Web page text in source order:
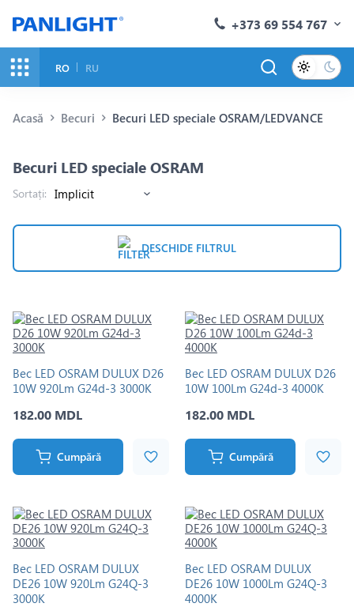
+373 69 554 767
RO RU
Acasă Becuri Becuri LED speciale OSRAM/LEDVANCE
Becuri LED speciale OSRAM
Sortați:
DESCHIDE FILTRUL
Bec LED OSRAM DULUX D26
10W 920Lm G24d-3 3000K
182.00 MDL
Cumpără
Bec LED OSRAM DULUX D26
10W 100Lm G24d-3 4000K
182.00 MDL
Cumpără
Bec LED OSRAM DULUX
DE26 10W 920Lm G24Q-3
3000K
Bec LED OSRAM DULUX
DE26 10W 1000Lm G24Q-3
4000K